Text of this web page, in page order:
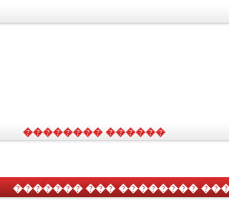
�������� ������
������� ��� ��������